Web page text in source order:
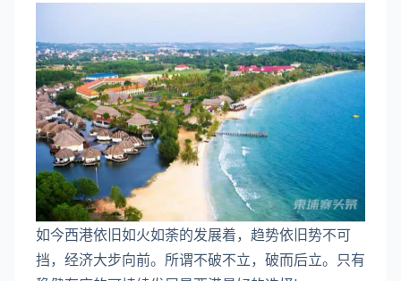
如今西港依旧如火如荼的发展着，趋势依旧势不可
挡，经济大步向前。所谓不破不立，破而后立。只有